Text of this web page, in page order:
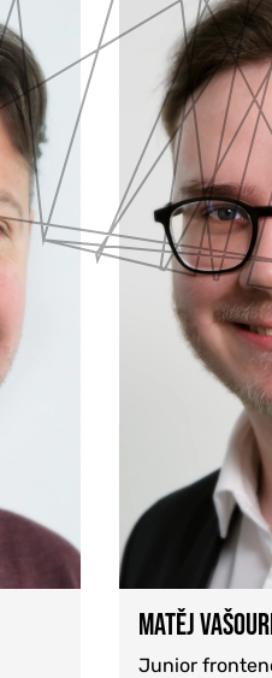
MATĚJ
Junior